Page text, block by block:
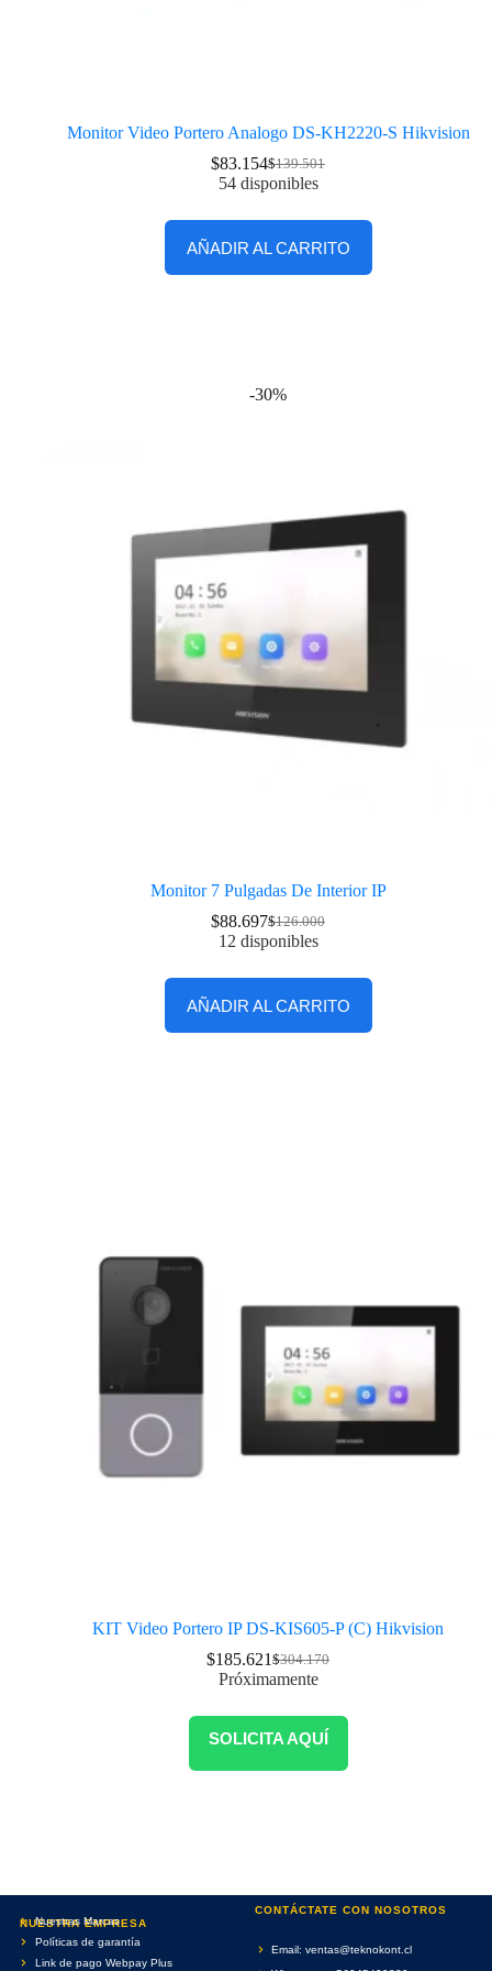
Monitor Video Portero Analogo DS-KH2220-S Hikvision
$139.501
$83.154
54 disponibles
AÑADIR AL CARRITO
-30%
Monitor 7 Pulgadas De Interior IP
$126.000
$88.697
12 disponibles
AÑADIR AL CARRITO
KIT Video Portero IP DS-KIS605-P (C) Hikvision
$304.170
$185.621
Próximamente
SOLICITA AQUÍ
NUESTRA EMPRESA
Nuestras Marcas
Políticas de garantía
Link de pago Webpay Plus
CONTÁCTATE CON NOSOTROS
Email: ventas@teknokont.cl